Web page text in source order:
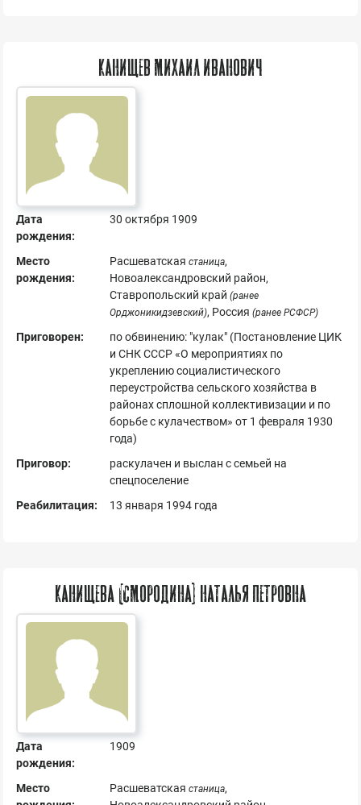
Канищев Михаил Иванович
Дата
рождения:
30 октября 1909
Место
рождения:
Расшеватская станица,
Новоалександровский район,
Ставропольский край (ранее
Орджоникидзевский), Россия (ранее РСФСР)
Приговорен:
по обвинению: "кулак" (Постановление ЦИК
и СНК СССР «О мероприятиях по
укреплению социалистического
переустройства сельского хозяйства в
районах сплошной коллективизации и по
борьбе с кулачеством» от 1 февраля 1930
года)
Приговор:
раскулачен и выслан с семьей на
спецпоселение
Реабилитация:
13 января 1994 года
Канищева (Смородина) Наталья Петровна
Дата
рождения:
1909
Место
Расшеватская станица,